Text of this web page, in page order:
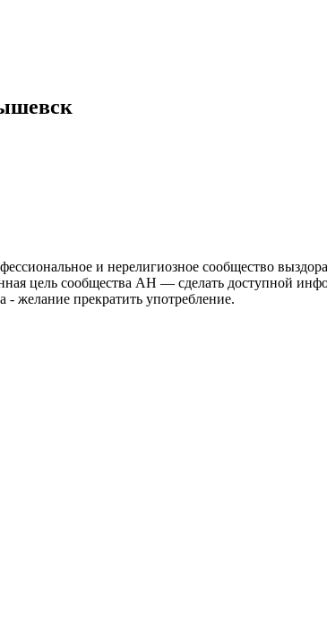
и нерелигиозное сообщество
цель сообщества АН — сделать доступной
- желание прекратить употребление.